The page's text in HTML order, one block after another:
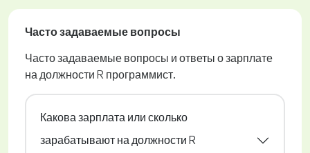
Часто задаваемые вопросы
Часто задаваемые вопросы и ответы о зарплате
на должности R программист.
Какова зарплата или сколько
зарабатывают на должности R